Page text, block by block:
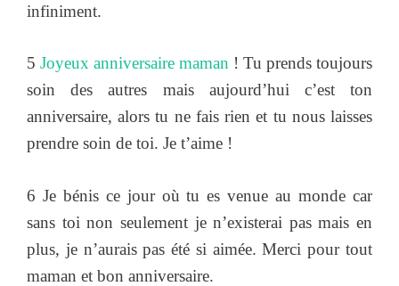
infiniment.
5 Joyeux anniversaire maman ! Tu prends toujours
soin des autres mais aujourd’hui c’est ton
anniversaire, alors tu ne fais rien et tu nous laisses
prendre soin de toi. Je t’aime !
6 Je bénis ce jour où tu es venue au monde car
sans toi non seulement je n’existerai pas mais en
plus, je n’aurais pas été si aimée. Merci pour tout
maman et bon anniversaire.